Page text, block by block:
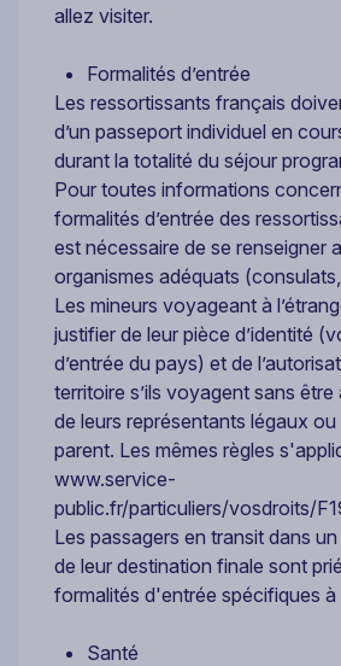
allez visiter.
Formalités d’entrée
Les ressortissants français
d’un passeport individuel en
durant la totalité du séjour
Pour toutes informations
formalités d’entrée des
est nécessaire de se renseigner
organismes adéquats
Les mineurs voyageant à
justifier de leur pièce d’identité
d’entrée du pays) et de
territoire s’ils voyagent sans
de leurs représentants légaux
parent. Les mêmes règles
www.service-
public.fr/particuliers/vosdroits/
Les passagers en transit dans
de leur destination finale sont
formalités d'entrée spécifiques à
Santé